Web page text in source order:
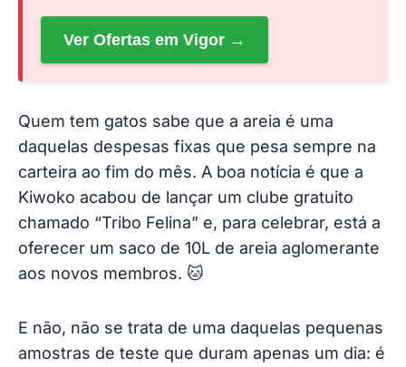
Ver Ofertas em Vigor →
Quem tem gatos sabe que a areia é uma
daquelas despesas fixas que pesa sempre na
carteira ao fim do mês. A boa notícia é que a
Kiwoko acabou de lançar um clube gratuito
chamado “Tribo Felina” e, para celebrar, está a
oferecer um saco de 10L de areia aglomerante
aos novos membros. 🐱
E não, não se trata de uma daquelas pequenas
amostras de teste que duram apenas um dia: é